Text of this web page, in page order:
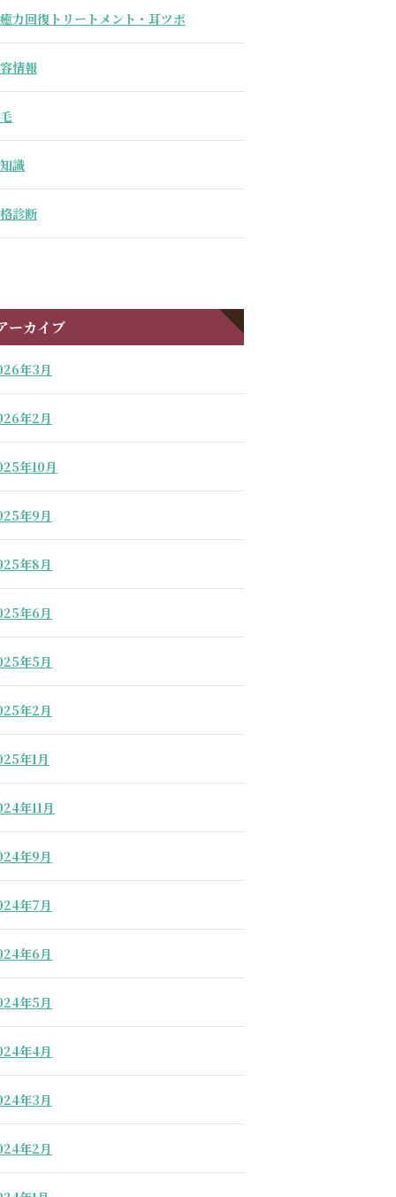
力回復トリートメント・耳ツボ
情報
識
診断
ーカイブ
年3月
年2月
年10月
年9月
年8月
年6月
年5月
年2月
年1月
年11月
年9月
年7月
年6月
年5月
年4月
年3月
年2月